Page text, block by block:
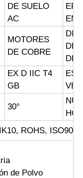
DE SUELO
AC
MOTORES
DE COBRE
DE
EX D IIC T4
GB
30°
ROHS, ISO9001
de Polvo